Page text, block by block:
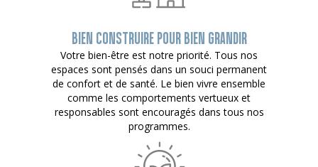
BIEN CONSTRUIRE POUR BIEN GRANDIR
Votre bien-être est notre priorité. Tous nos
espaces sont pensés dans un souci permanent
de confort et de santé. Le bien vivre ensemble
comme les comportements vertueux et
responsables sont encouragés dans tous nos
programmes.